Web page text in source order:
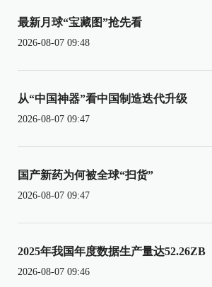
最新月球“宝藏图”抢先看
2026-08-07 09:48
从“中国神器”看中国制造迭代升级
2026-08-07 09:47
国产新药为何被全球“扫货”
2026-08-07 09:47
2025年我国年度数据生产量达52.26ZB
2026-08-07 09:46